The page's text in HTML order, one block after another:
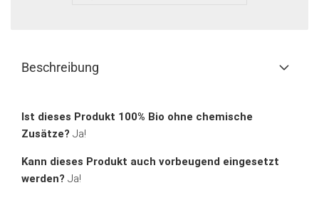
Beschreibung
Ist dieses Produkt 100% Bio ohne chemische
Zusätze? Ja!
Kann dieses Produkt auch vorbeugend eingesetzt
werden? Ja!